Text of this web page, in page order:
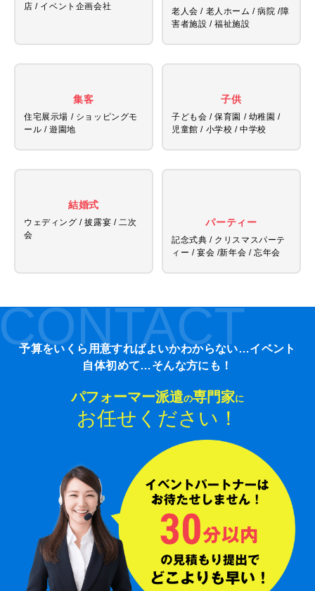
店 / イベント企画会社 老人会 / 老人ホーム / 病院 /障
害者施設 / 福祉施設
集客
住宅展示場 / ショッピングモ
ール / 遊園地
子供
子ども会 / 保育園 / 幼稚園 /
児童館 / 小学校 / 中学校
結婚式
ウェディング / 披露宴 / 二次
会
パーティー
記念式典 / クリスマスパーテ
ィー / 宴会 /新年会 / 忘年会
予算をいくら用意すればよいかわからない…イベント
自体初めて…そんな方にも！
パフォーマー派遣の専門家に
お任せください！